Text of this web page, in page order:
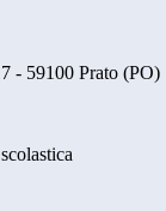
- 59100 Prato (PO)